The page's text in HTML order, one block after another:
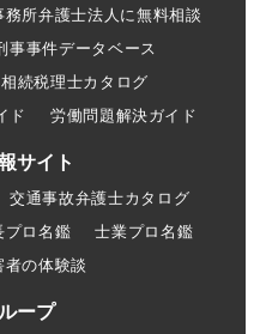
所弁護士法人に無料相談
事事件データベース
相続税理士カタログ
ド
労働問題解決ガイド
サイト
交通事故弁護士カタログ
プロ名鑑
士業プロ名鑑
者の体験談
ープ